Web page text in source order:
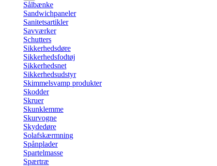
Sålbænke
Sandwichpaneler
Sanitetsartikler
Savværker
Schutters
Sikkerhedsdøre
Sikkerhedsfodtøj
Sikkerhedsnet
Sikkerhedsudstyr
Skimmelsvamp produkter
Skodder
Skruer
Skunklemme
Skurvogne
Skydedøre
Solafskærmning
Spånplader
Spartelmasse
Spærtræ